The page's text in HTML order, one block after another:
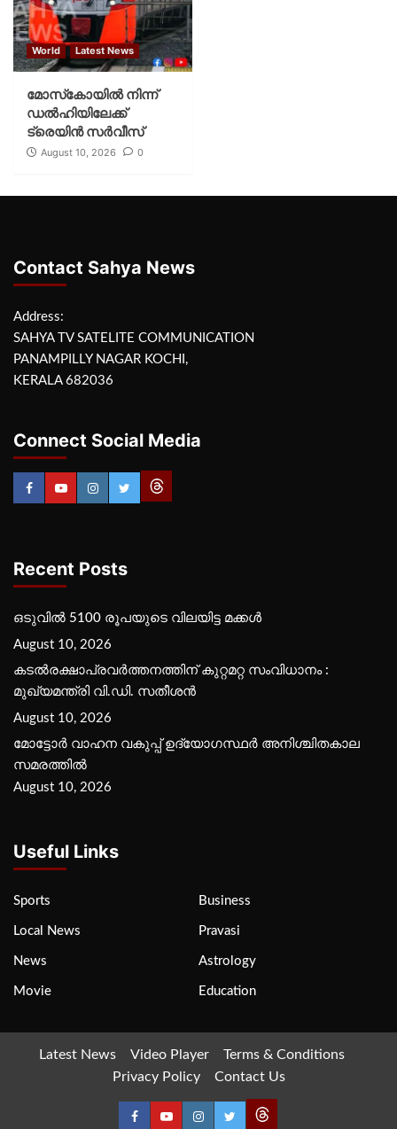
World Latest News
മോസ്‌കോയില്‍ നിന്ന്
ഡല്‍ഹിയിലേക്ക്
ട്രെയിന്‍ സര്‍വീസ്
August 10, 2026 0
Contact Sahya News
Address:
SAHYA TV SATELITE COMMUNICATION
PANAMPILLY NAGAR KOCHI,
KERALA 682036
Connect Social Media
Recent Posts
ഒടുവിൽ 5100 രൂപയുടെ വിലയിട്ട മക്കൾ
August 10, 2026
കടല്‍രക്ഷാപ്രവര്‍ത്തനത്തിന് കുറ്റമറ്റ സംവിധാനം :
മുഖ്യമന്ത്രി വി.ഡി. സതീശന്‍
August 10, 2026
മോട്ടോര്‍ വാഹന വകുപ്പ് ഉദ്യോഗസ്ഥര്‍ അനിശ്ചിതകാല
സമരത്തില്‍
August 10, 2026
Useful Links
Sports Business
Local News Pravasi
News Astrology
Movie Education
Latest News Video Player
Terms & Conditions
Privacy Policy
Contact Us